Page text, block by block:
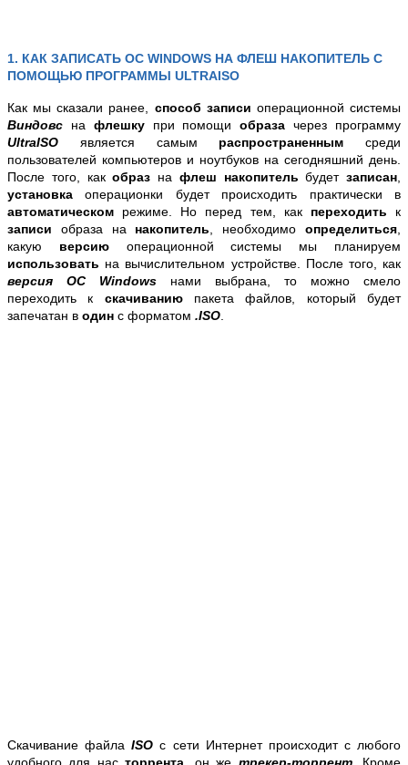
1. КАК ЗАПИСАТЬ ОС WINDOWS НА ФЛЕШ НАКОПИТЕЛЬ С
ПОМОЩЬЮ ПРОГРАММЫ ULTRAISO
Как мы сказали ранее, способ записи операционной системы
Виндовс на флешку при помощиобразачерез программу
UltraISO является самым распространенным среди
пользователей компьютеров и ноутбуков на сегодняшний день.
После того, какобраз на флеш накопитель будет записан
установкаоперационки будет происходить практически в
автоматическом режиме. Но перед тем, как переходить к
записи образа на накопитель , необходимоопределиться
какую версию операционной системы мы планируем
использовать на вычислительном устройстве. После того, как
версия ОС Windows нами выбрана, то можно смело
переходить к скачиванию пакета файлов, который будет
запечатан в один с форматом .ISO
Скачивание файлаISOс сети Интернет происходит с любого
удобного для насторрента , он же трекер-торрент. Кроме